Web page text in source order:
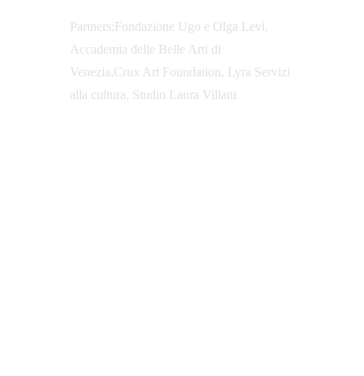
Partners:Fondazione Ugo e Olga Levi,
Accademia delle Belle Arti di
Venezia,Crux Art Foundation, Lyra Servizi
alla cultura, Studio Laura Villani